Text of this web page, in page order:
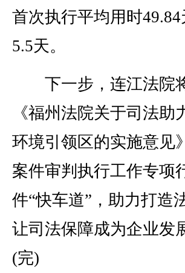
首次执行平均用时
5.5天。
下一步，连江法院
《福州法院关于司法
环境引领区的实施意见
案件审判执行工作专项
件“快车道”，助力打造
让司法保障成为企业发
(完)